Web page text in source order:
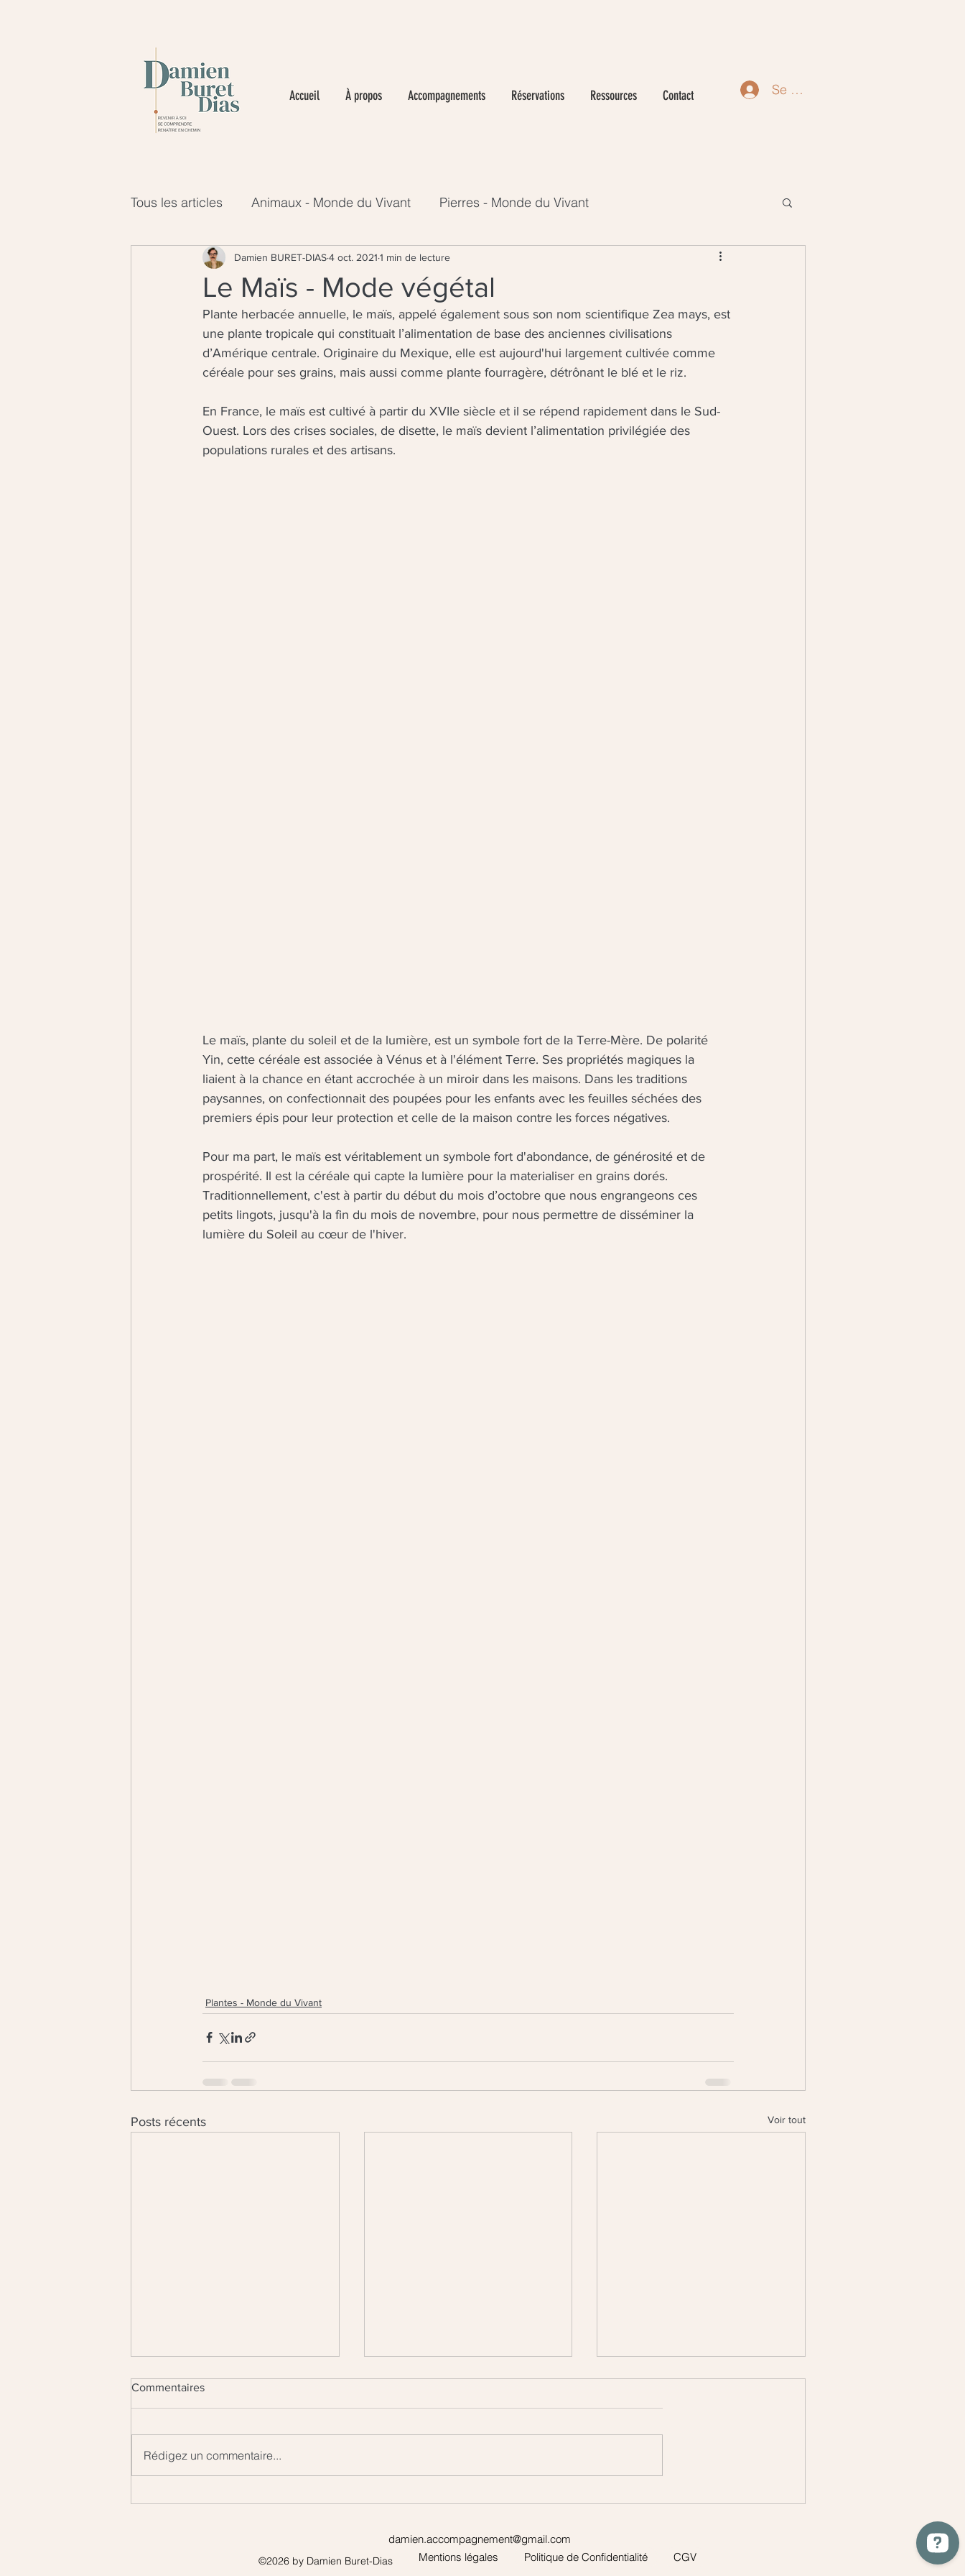
Accueil À propos Accompagnements Réservations Ressources Contact Se connecter
Tous les articles Animaux - Monde du Vivant Pierres - Monde du Vivant
Plantes - Monde du Vivant
Le Maïs - Mode végétal
Damien BURET-DIAS4 oct. 2021 1 min de lecture
Plante herbacée annuelle, le maïs, appelé également sous son nom scientifique Zea mays, est
une plante tropicale qui constituait l’alimentation de base des anciennes civilisations
d’Amérique centrale. Originaire du Mexique, elle est aujourd'hui largement cultivée comme
céréale pour ses grains, mais aussi comme plante fourragère, détrônant le blé et le riz.
En France, le maïs est cultivé à partir du XVIIe siècle et il se répend rapidement dans le Sud-
Ouest. Lors des crises sociales, de disette, le maïs devient l’alimentation privilégiée des
populations rurales et des artisans.
Le maïs, plante du soleil et de la lumière, est un symbole fort de la Terre-Mère. De polarité
Yin, cette céréale est associée à Vénus et à l'élément Terre. Ses propriétés magiques la
liaient à la chance en étant accrochée à un miroir dans les maisons. Dans les traditions
paysannes, on confectionnait des poupées pour les enfants avec les feuilles séchées des
premiers épis pour leur protection et celle de la maison contre les forces négatives.
Pour ma part, le maïs est véritablement un symbole fort d'abondance, de générosité et de
prospérité. Il est la céréale qui capte la lumière pour la materialiser en grains dorés.
Traditionnellement, c'est à partir du début du mois d’octobre que nous engrangeons ces
petits lingots, jusqu'à la fin du mois de novembre, pour nous permettre de disséminer la
lumière du Soleil au cœur de l'hiver.
Plantes - Monde du Vivant
Posts récents Voir tout
Commentaires
Rédigez un commentaire...
damien.accompagnement@gmail.com
©2026 by Damien Buret-Dias Mentions légales Politique de Confidentialité CGV